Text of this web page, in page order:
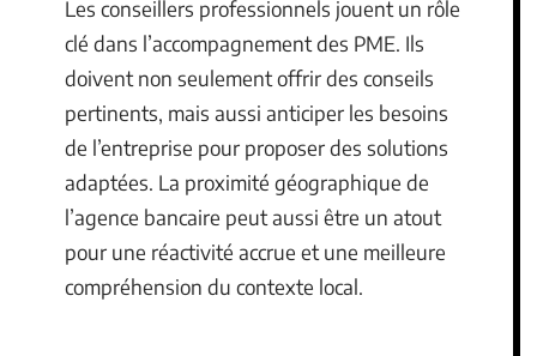
Les conseillers professionnels jouent un rôle
clé dans l’accompagnement des PME. Ils
doivent non seulement offrir des conseils
pertinents, mais aussi anticiper les besoins
de l’entreprise pour proposer des solutions
adaptées. La proximité géographique de
l’agence bancaire peut aussi être un atout
pour une réactivité accrue et une meilleure
compréhension du contexte local.